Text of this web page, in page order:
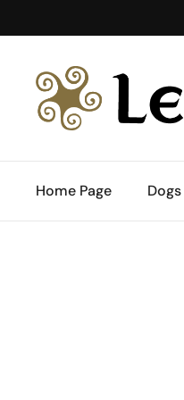
Home Page Dogs